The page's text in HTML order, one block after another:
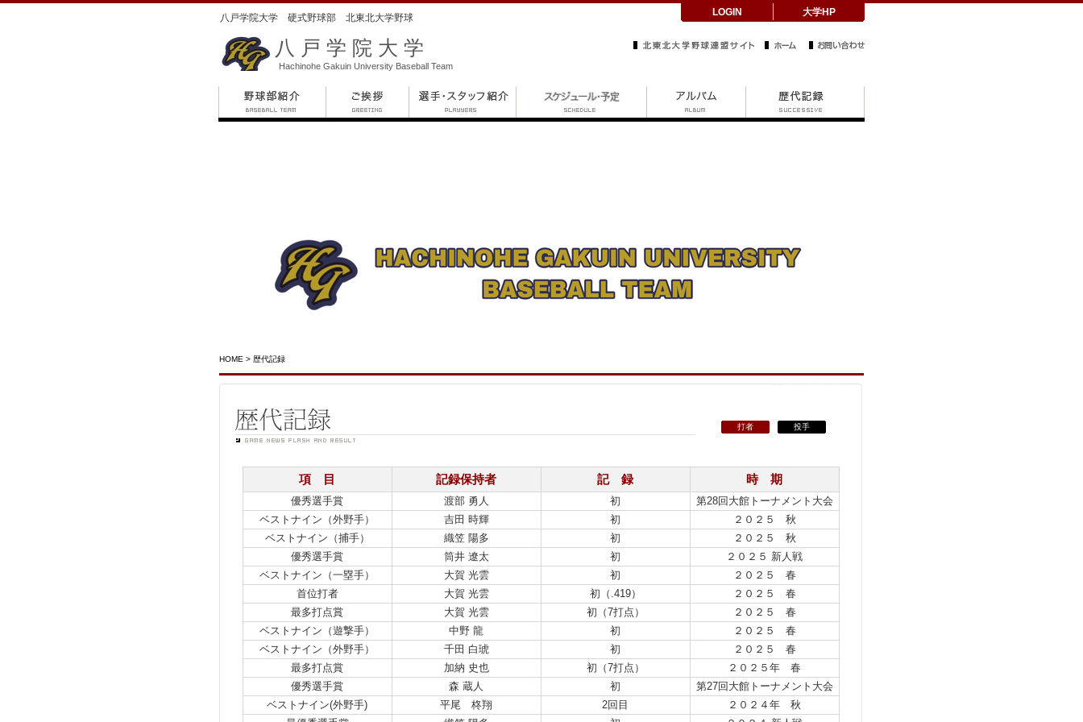
八戸学院大学 硬式野球部 北東北大学野球
八戸学院大学
Hachinohe Gakuin University Baseball Team
LOGIN 大学HP
HOME > 歴代記録
打者 投手
項 目 記録保持者 記 録 時 期
優秀選手賞 渡部 勇人 初
第28回大館トーナメント大会
ベストナイン（外野手）
吉田 時輝 初
２０２５ 秋
ベストナイン（捕手）
織笠 陽多 初
２０２５ 秋
優秀選手賞
筒井 遼太 初
２０２５ 新人戦
ベストナイン（一塁手）
大賀 光雲 初
２０２５ 春
首位打者
大賀 光雲 初（.419）
２０２５ 春
最多打点賞
大賀 光雲 初（7打点）
２０２５ 春
ベストナイン（遊撃手）
中野 龍 初
２０２５ 春
ベストナイン（外野手）
千田 白琥 初
２０２５ 春
最多打点賞
加納 史也 初（7打点）
２０２５年 春
優秀選手賞
森 蔵人 初
第27回大館トーナメント大会
ベストナイン(外野手)
平尾 柊翔 2回目
２０２４年 秋